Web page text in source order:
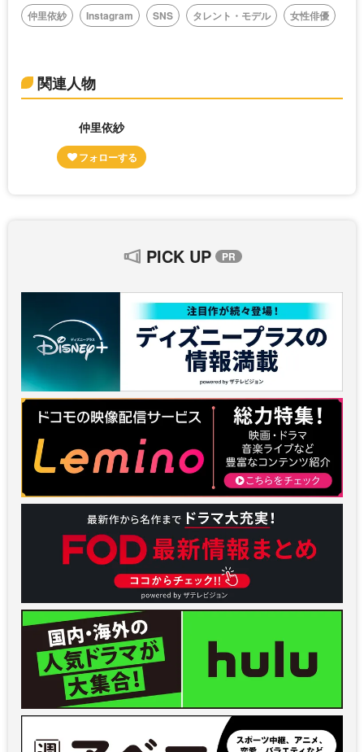
仲里依紗 Instagram SNS タレント・モデル 女性俳優
関連人物
仲里依紗
PICK UP